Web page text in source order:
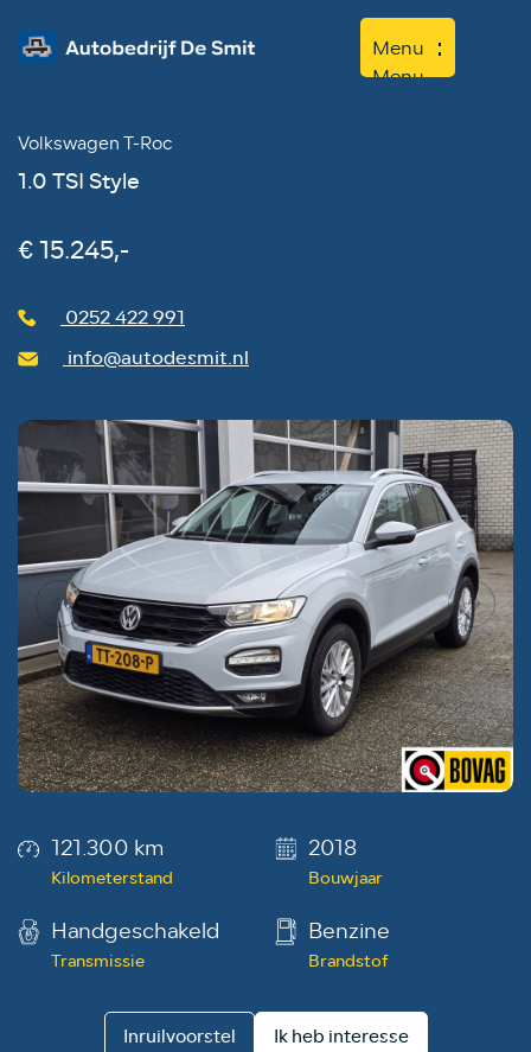
Menu
Menu
Volkswagen T-Roc
1.0 TSI Style
0252 422 991
info@autodesmit.nl
€ 15.245,-
121.300 km
Kilometerstand
2018
Bouwjaar
Handgeschakeld
Transmissie
Benzine
Brandstof
Inruilvoorstel Ik heb interesse